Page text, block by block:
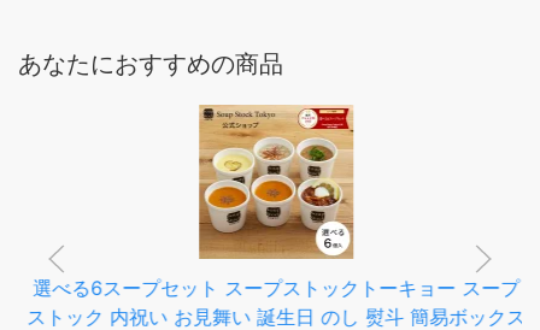
あなたにおすすめの商品
選べる6スープセット スープストックトーキョー スープ
ストック 内祝い お見舞い 誕生日 のし 熨斗 簡易ボックス